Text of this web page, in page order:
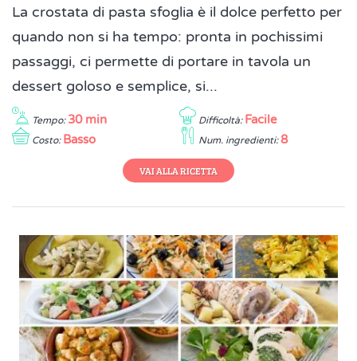
La crostata di pasta sfoglia è il dolce perfetto per
quando non si ha tempo: pronta in pochissimi
passaggi, ci permette di portare in tavola un
dessert goloso e semplice, si...
Tempo: 30 min Difficoltà: Facile
Costo: Basso Num. ingredienti: 8
VAI ALLA RICETTA